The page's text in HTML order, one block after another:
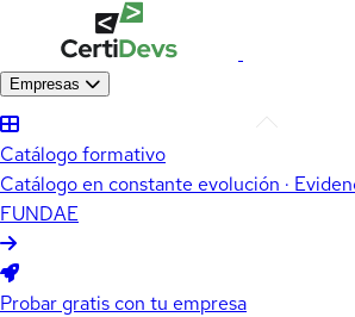
Empresas
Catálogo formativo
Catálogo en constante evolución ·
FUNDAE
Probar gratis con tu empresa